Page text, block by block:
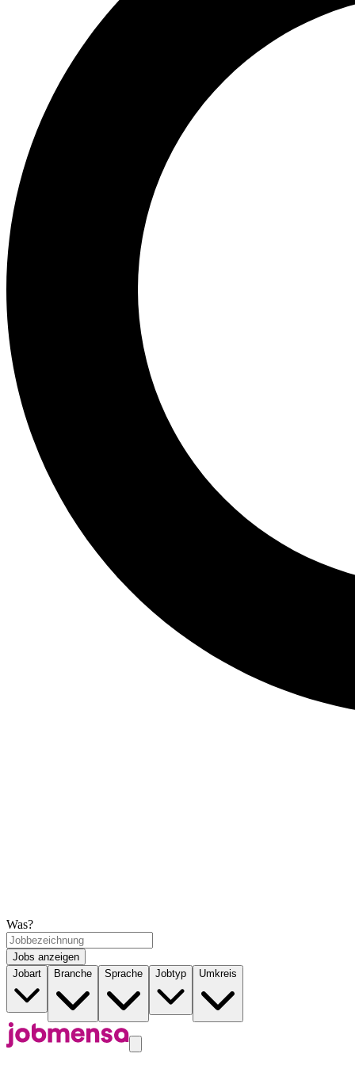
Was?
Jobs anzeigen
Jobart
Branche Sprache Jobtyp Umkreis